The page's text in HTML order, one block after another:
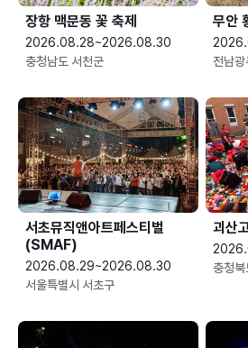
장항 맥문동 꽃 축제
2026.08.28~2026.08.30
충청남도 서천군
무안
전남
서초뮤직앤아트페스티벌
(SMAF)
2026.08.29~2026.08.30
서울특별시 서초구
괴산
충청북